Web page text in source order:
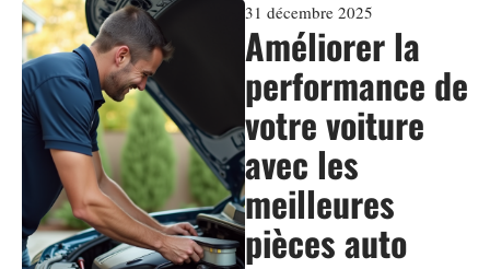
31 décembre 2025
Améliorer la
performance de
votre voiture
avec les
meilleures
pièces auto